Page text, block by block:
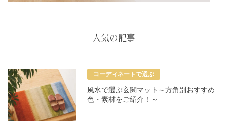
人気の記事
コーディネートで選ぶ
風水で選ぶ玄関マット～方角別おすすめ
色・素材をご紹介！～